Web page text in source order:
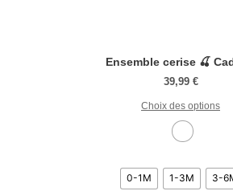
Ensemble cerise 🍒
39,99 €
Choix des options
0-1M 1-3M 3-